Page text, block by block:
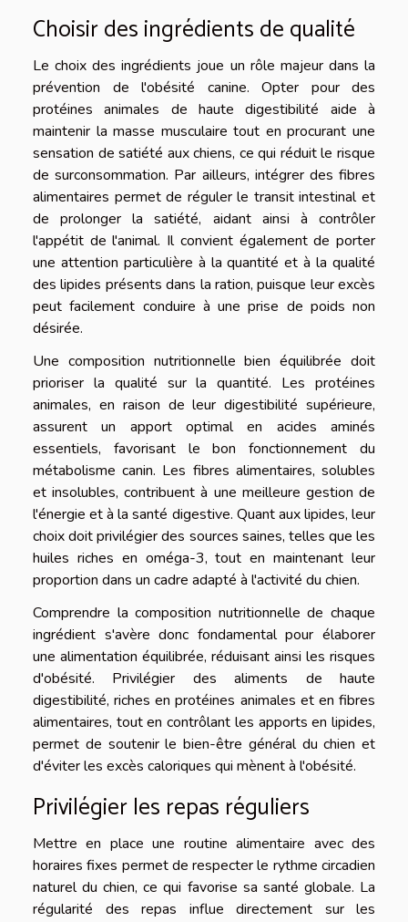
Choisir des ingrédients de qualité
Le choix des ingrédients joue un rôle majeur dans la
prévention de l'obésité canine. Opter pour des
protéines animales de haute digestibilité aide à
maintenir la masse musculaire tout en procurant une
sensation de satiété aux chiens, ce qui réduit le risque
de surconsommation. Par ailleurs, intégrer des fibres
alimentaires permet de réguler le transit intestinal et
de prolonger la satiété, aidant ainsi à contrôler
l'appétit de l'animal. Il convient également de porter
une attention particulière à la quantité et à la qualité
des lipides présents dans la ration, puisque leur excès
peut facilement conduire à une prise de poids non
désirée.
Une composition nutritionnelle bien équilibrée doit
prioriser la qualité sur la quantité. Les protéines
animales, en raison de leur digestibilité supérieure,
assurent un apport optimal en acides aminés
essentiels, favorisant le bon fonctionnement du
métabolisme canin. Les fibres alimentaires, solubles
et insolubles, contribuent à une meilleure gestion de
l'énergie et à la santé digestive. Quant aux lipides, leur
choix doit privilégier des sources saines, telles que les
huiles riches en oméga-3, tout en maintenant leur
proportion dans un cadre adapté à l'activité du chien.
Comprendre la composition nutritionnelle de chaque
ingrédient s'avère donc fondamental pour élaborer
une alimentation équilibrée, réduisant ainsi les risques
d'obésité. Privilégier des aliments de haute
digestibilité, riches en protéines animales et en fibres
alimentaires, tout en contrôlant les apports en lipides,
permet de soutenir le bien-être général du chien et
d'éviter les excès caloriques qui mènent à l'obésité.
Privilégier les repas réguliers
Mettre en place une routine alimentaire avec des
horaires fixes permet de respecter le rythme circadien
naturel du chien, ce qui favorise sa santé globale. La
régularité des repas influe directement sur les